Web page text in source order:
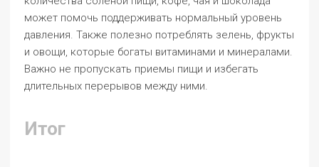
может помочь поддерживать нормальный уровень
давления. Также полезно потреблять зелень, фрукты
и овощи, которые богаты витаминами и минералами.
Важно не пропускать приемы пищи и избегать
длительных перерывов между ними.
Итог